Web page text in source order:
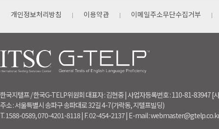
개인정보처리방침 이용약관 이메일주소무단수집거부
한국지텔프 / 한국G-TELP위원회 대표자 : 김현중 | 사업자등록번호 : 110-81-83947
주소 : 서울특별시 송파구 송파대로 32길 4-7(가락동, 지텔프빌딩)
T. 1588-0589, 070-4201-8118 | F. 02-454-2137 | E-mail :